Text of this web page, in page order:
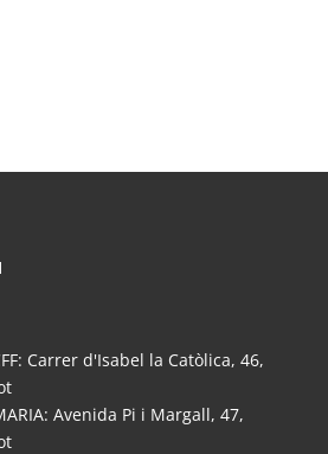
Carrer d'Isabel la Catòlica, 46,
Avenida Pi i Margall, 47,